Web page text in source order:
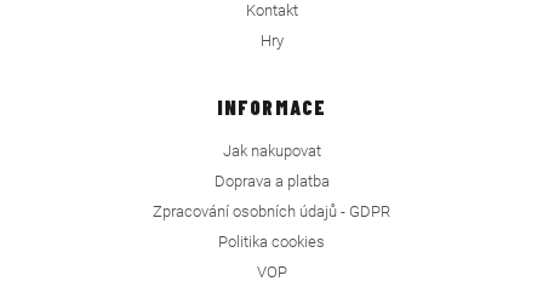
Kontakt
Hry
INFORMACE
Jak nakupovat
Doprava a platba
Zpracování osobních údajů - GDPR
Politika cookies
VOP